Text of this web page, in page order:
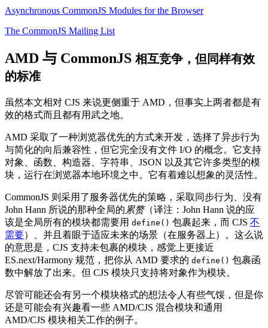
Asynchronous CommonJS Modules for the Browser
The CommonJS Mailing List
AMD 与 CommonJS 相互竞争，但同样有效
的标准
虽然本文相对 CJS 来说更侧重于 AMD，但事实上两者都是有
效的格式而且都有用武之地。
AMD 采取了一种浏览器优先的方式来开发，选择了异步行为
与简化的向后兼容性，但它完全没有文件 I/O 的概念。它支持
对象、函数、构造器、字符串、JSON 以及其它许多类型的模
块，运行在浏览器本地环境之中。它有着难以想象的灵活性。
CommonJS 则采用了服务器优先的策略，采取同步行为、没有
John Hann 所说的那种全局的累赘（译注：John Hann 说的应
该是全局所有的模块都需要用 define() 包裹起来，而 CJS 不
需要）
、并且着眼于适应未来的场景（在服务器上）。这么说
的意思是，CJS 支持未包裹的模块，感觉上更接近
ES.next/Harmony 规范，把你从 AMD 要求的 define() 包裹函
数中解放了出来。但 CJS 模块只支持将对象作为模块。
尽管可能还会有另一个模块格式的想法令人有些气馁，但是你
还是可能会有兴趣看一些 AMD/CJS 混合模块和通用
AMD/CJS 模块相关工作的例子。